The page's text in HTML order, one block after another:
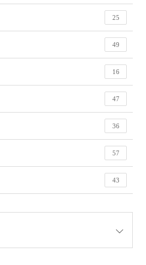
25
49
16
47
36
57
43